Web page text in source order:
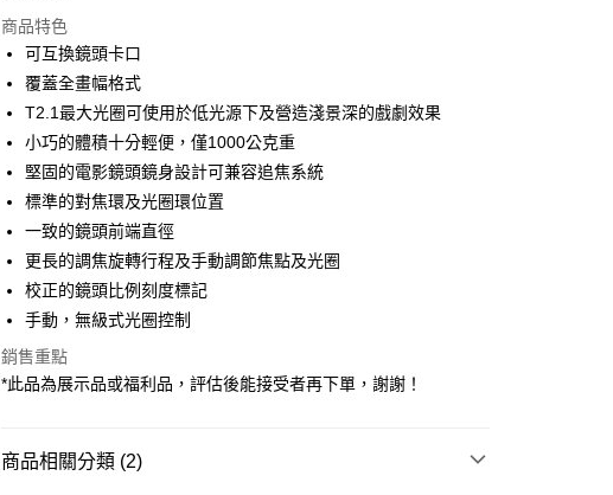
3 期 0 利率 每期
合作金庫商業銀行
華南商業銀行
彰化商業銀行
國泰世華商業銀行
兆豐國際商業銀行
臺灣中小企業銀行
台中商業銀行
匯豐（台灣）商業銀行
聯邦商業銀行
元大商業銀行
永豐商業銀行
台新國際商業銀行
台灣樂天信用卡公司
6 期 0 利率 每期
合作金庫商業銀行
第一商業銀行
華南商業銀行
彰化商業銀行
上海商業儲蓄銀行
台北富邦商業銀行
臺灣中小企業銀行
匯豐（台灣）商業銀行
聯邦商業銀行
遠東國際商業銀行
元大商業銀行
玉山商業銀行
台灣樂天信用卡公司
12 期 0 利率 每期NT$7,833 21家銀行
合作金庫商業銀行
第一商業銀行
華南商業銀行
彰化商業銀行
上海商業儲蓄銀行
國泰世華商業銀行
匯豐（台灣）商業銀行
華泰商業銀行
聯邦商業銀行
元大商業銀行
玉山商業銀行
台灣樂天信用卡公司
超商取貨付款
LINE Pay
Apple Pay
街口支付
悠遊付
Google Pay
全盈+PAY
商品特色
可互換鏡頭卡口
覆蓋全畫幅格式
T2.1最大光圈可使用於低光源下及營造淺景深的戲劇效果
小巧的體積十分輕便，僅1000公克重
堅固的電影鏡頭鏡身設計可兼容追焦系統
標準的對焦環及光圈環位置
一致的鏡頭前端直徑
更長的調焦旋轉行程及手動調節焦點及光圈
校正的鏡頭比例刻度標記
手動，無級式光圈控制
銷售重點
*此品為展示品或福利品，評估後能接受者再下單，謝謝！
商品相關分類 (2)